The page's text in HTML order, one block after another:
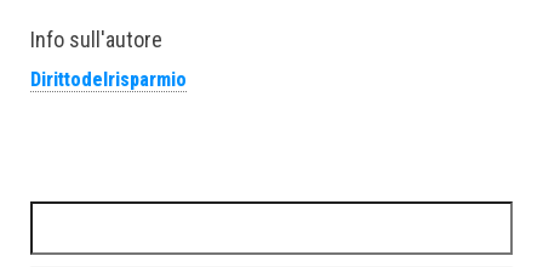
Info sull'autore
Dirittodelrisparmio